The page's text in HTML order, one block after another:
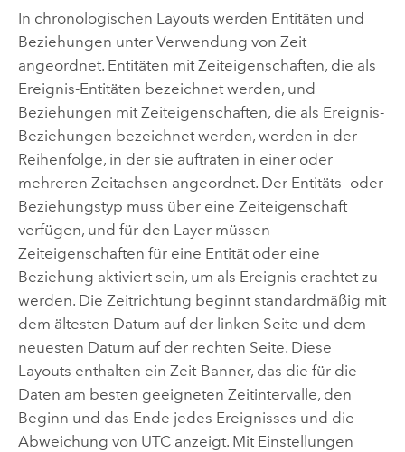
In chronologischen Layouts werden Entitäten und
Beziehungen unter Verwendung von Zeit
angeordnet. Entitäten mit Zeiteigenschaften, die als
Ereignis-Entitäten bezeichnet werden, und
Beziehungen mit Zeiteigenschaften, die als Ereignis-
Beziehungen bezeichnet werden, werden in der
Reihenfolge, in der sie auftraten in einer oder
mehreren Zeitachsen angeordnet. Der Entitäts- oder
Beziehungstyp muss über eine Zeiteigenschaft
verfügen, und für den Layer müssen
Zeiteigenschaften für eine Entität oder eine
Beziehung aktiviert sein, um als Ereignis erachtet zu
werden. Die Zeitrichtung beginnt standardmäßig mit
dem ältesten Datum auf der linken Seite und dem
neuesten Datum auf der rechten Seite. Diese
Layouts enthalten ein Zeit-Banner, das die für die
Daten am besten geeigneten Zeitintervalle, den
Beginn und das Ende jedes Ereignisses und die
Abweichung von UTC anzeigt. Mit Einstellungen